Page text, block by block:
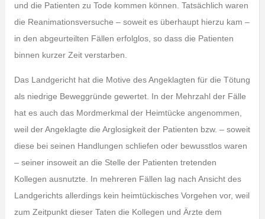
und die Patienten zu Tode kommen können. Tatsächlich waren
die Reanimationsversuche – soweit es überhaupt hierzu kam –
in den abgeurteilten Fällen erfolglos, so dass die Patienten
binnen kurzer Zeit verstarben.
Das Landgericht hat die Motive des Angeklagten für die Tötung
als niedrige Beweggründe gewertet. In der Mehrzahl der Fälle
hat es auch das Mordmerkmal der Heimtücke angenommen,
weil der Angeklagte die Arglosigkeit der Patienten bzw. – soweit
diese bei seinen Handlungen schliefen oder bewusstlos waren
– seiner insoweit an die Stelle der Patienten tretenden
Kollegen ausnutzte. In mehreren Fällen lag nach Ansicht des
Landgerichts allerdings kein heimtückisches Vorgehen vor, weil
zum Zeitpunkt dieser Taten die Kollegen und Ärzte dem